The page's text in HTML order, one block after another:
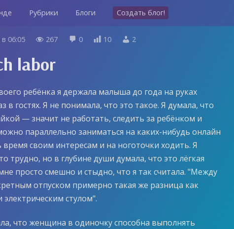
Рубрики Блоги Создать блог!
в 06:05  267  0  10  2
labor
ребёнка я держала малыша до года на руках
в гостях. Я не понимала, что это такое. Я думала, что
— значит не работать, следить за ребёнком и
параллельно заниматься на каких-нибудь онлайн
время своим интересам и на ноготочки ходить. Я
трудно, но в глубине души думала, что это лёгкая
просто смешно и стыдно, что я так считала. "Между
отпуском примерно такая же разница как
стулом".
что женщина в одиночку способна выполнять